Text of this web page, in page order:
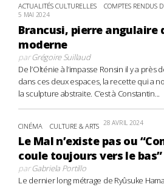
ACTUALITÉS CULTURELLES COMPTES RENDUS
5 MAI 2024
Brancusi, pierre angulaire
moderne
parGrégoire Suillaud
De l’Olténie à l’impasse Ronsin il y a près
dans ces deux espaces, la recette qui a
la sculpture abstraite. C’est à Constantin...
CINÉMA CULTURE & ARTS 28 AVRIL 2024
Le Mal n’existe pas ou
coule toujours vers le bas”
parGabriela Portillo
Le dernier long métrage de Ryûsuke